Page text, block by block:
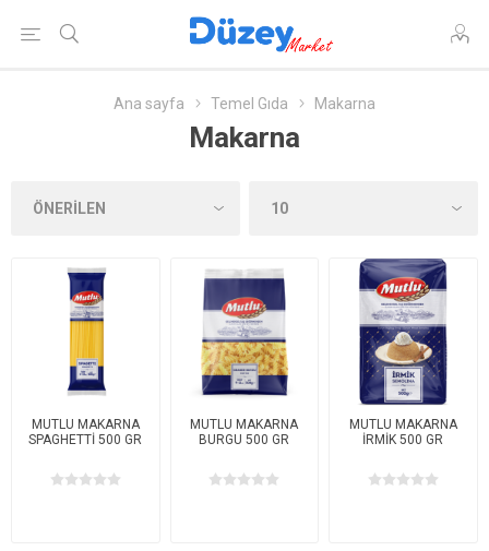
Ana sayfa Temel Gıda Makarna
Makarna
MUTLU MAKARNA
SPAGHETTİ 500 GR
MUTLU MAKARNA
BURGU 500 GR
MUTLU MAKARNA
İRMİK 500 GR